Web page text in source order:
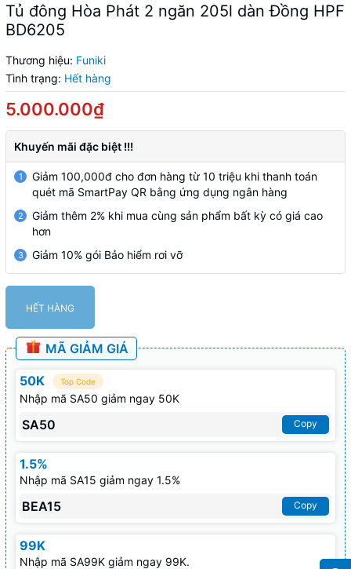
Tủ đông Hòa Phát 2 ngăn 205l dàn Đồng HPF
BD6205
Thương hiệu: Funiki
Tình trạng: Hết hàng
5.000.000₫
Khuyến mãi đặc biệt !!!
1
Giảm 100,000đ cho đơn hàng từ 10 triệu khi thanh toán
quét mã SmartPay QR bằng ứng dụng ngân hàng
2
Giảm thêm 2% khi mua cùng sản phẩm bất kỳ có giá cao
hơn
3 Giảm 10% gói Bảo hiểm rơi vỡ
HẾT HÀNG
MÃ GIẢM GIÁ
50K Top Code
Nhập mã SA50 giảm ngay 50K
SA50 Copy
1.5%
Nhập mã SA15 giảm ngay 1.5%
BEA15 Copy
99K
Nhập mã SA99K giảm ngay 99K.